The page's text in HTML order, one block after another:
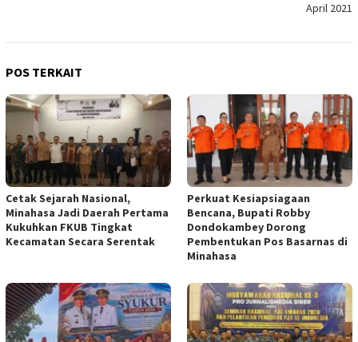
April 2021
POS TERKAIT
Cetak Sejarah Nasional,
Minahasa Jadi Daerah Pertama
Kukuhkan FKUB Tingkat
Kecamatan Secara Serentak
Perkuat Kesiapsiagaan
Bencana, Bupati Robby
Dondokambey Dorong
Pembentukan Pos Basarnas di
Minahasa